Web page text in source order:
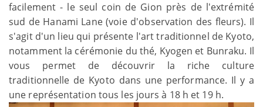
facilement - le seul coin de Gion près de l'extrémité
sud de Hanami Lane (voie d'observation des fleurs). Il
s'agit d'un lieu qui présente l'art traditionnel de Kyoto,
notamment la cérémonie du thé, Kyogen et Bunraku. Il
vous permet de découvrir la riche culture
traditionnelle de Kyoto dans une performance. Il y a
une représentation tous les jours à 18 h et 19 h.